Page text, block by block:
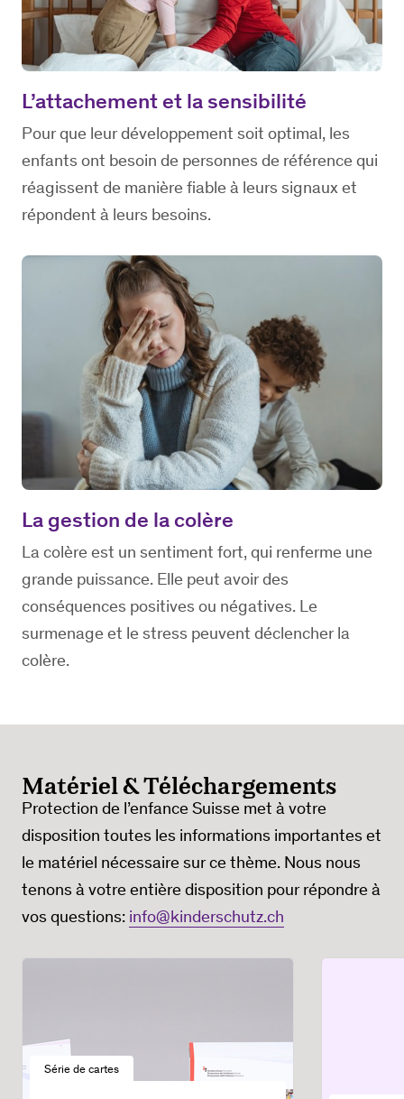
L’attachement et la sensibilité
Pour que leur développement soit optimal, les
enfants ont besoin de personnes de référence qui
réagissent de manière fiable à leurs signaux et
répondent à leurs besoins.
La gestion de la colère
La colère est un sentiment fort, qui renferme une
grande puissance. Elle peut avoir des
conséquences positives ou négatives. Le
surmenage et le stress peuvent déclencher la
colère.
Matériel & Téléchargements
Protection de l’enfance Suisse met à votre
disposition toutes les informations importantes et
le matériel nécessaire sur ce thème. Nous nous
tenons à votre entière disposition pour répondre à
vos questions: info@kinderschutz.ch
Série de cartes